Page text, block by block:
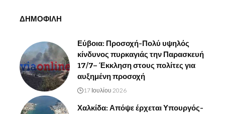
ΔΗΜΟΦΙΛΗ
Εύβοια: Προσοχή-Πολύ υψηλός
κίνδυνος πυρκαγιάς την Παρασκευή
17/7– Έκκληση στους πολίτες για
αυξημένη προσοχή
17 Ιουλίου 2026
Χαλκίδα: Απόψε έρχεται Υπουργός-